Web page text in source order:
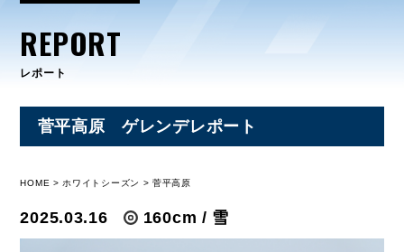
REPORT
レポート
菅平高原 ゲレンデレポート
HOME ホワイトシーズン 菅平高原
2025.03.16 160cm / 雪